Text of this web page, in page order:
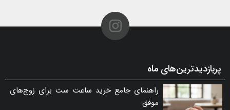
پربازدیدترین‌های ماه
راهنمای جامع خرید ساعت ست برای زوج‌های
موفق